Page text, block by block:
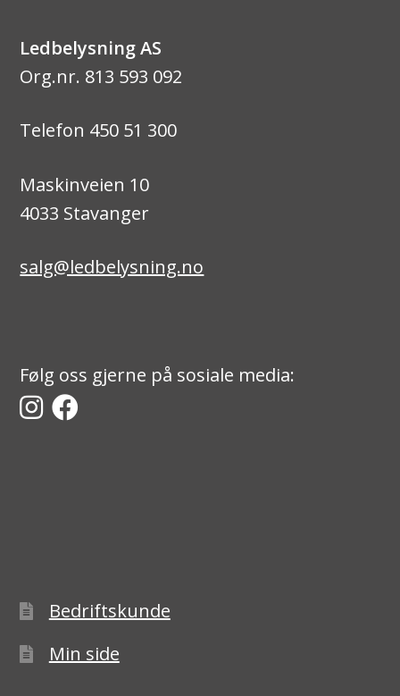
Ledbelysning AS
Org.nr. 813 593 092
Telefon 450 51 300
Maskinveien 10
4033 Stavanger
salg@ledbelysning.no
Følg oss gjerne på sosiale media:
Bedriftskunde
Min side